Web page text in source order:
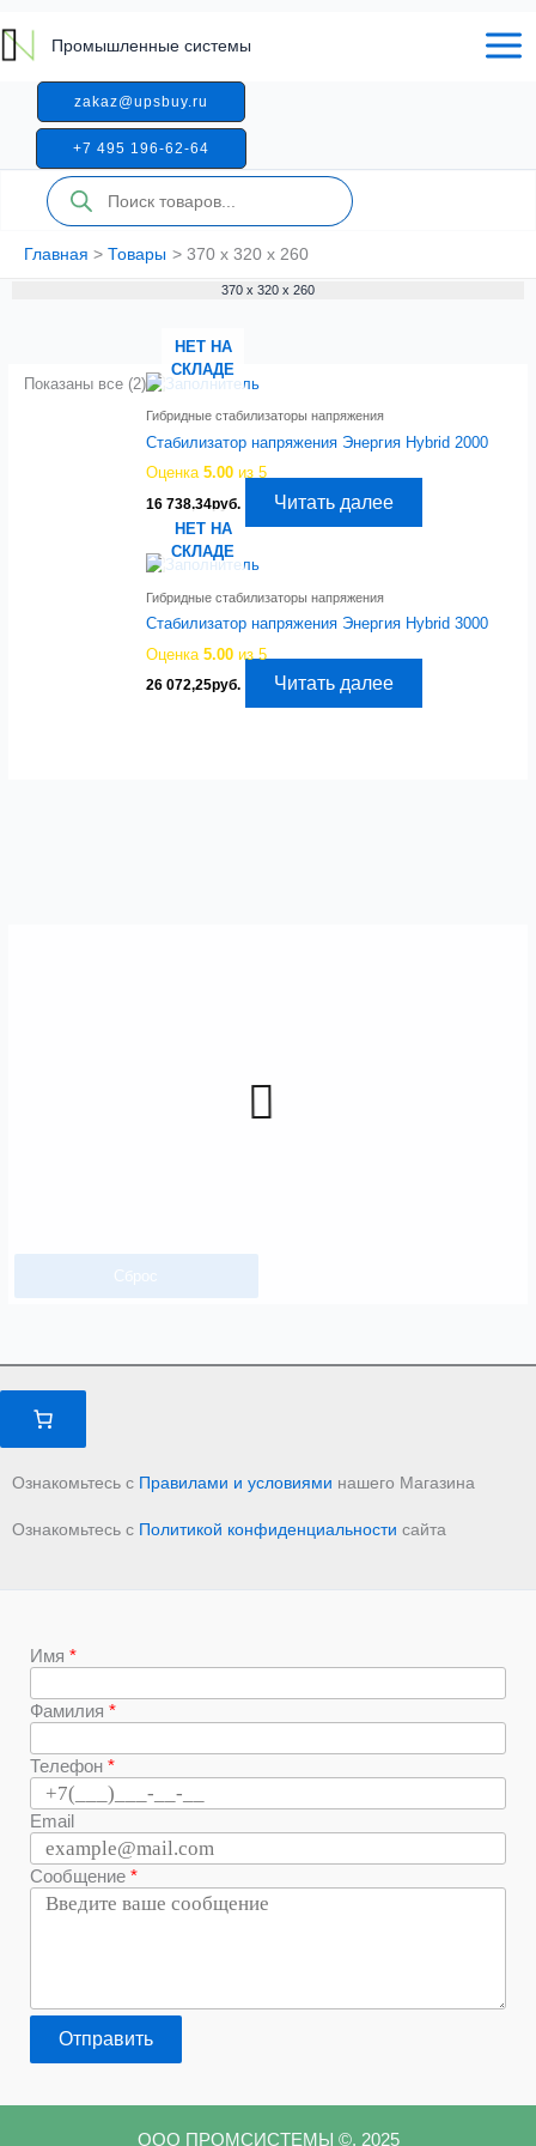
к
содержимому
Промышленные системы
zakaz@upsbuy.ru
+7 495 196-62-64
Поиск
товаров
Главная Товары 370 х 320 х 260
370 х 320 х 260
Сброс
Показаны все (2)
НЕТ НА
СКЛАДЕ
Гибридные стабилизаторы напряжения
Стабилизатор напряжения Энергия Hybrid 2000
Оценка5.00 из 5
16 738,34руб. Читать далее
НЕТ НА
СКЛАДЕ
Гибридные стабилизаторы напряжения
Стабилизатор напряжения Энергия Hybrid 3000
Оценка5.00 из 5
26 072,25руб. Читать далее
Ознакомьтесь с Правилами и условиями нашего Магазина
Ознакомьтесь с Политикой конфиденциальности сайта
Имя
Фамилия
Телефон
Email
Сообщение
Отправить
ООО ПРОМСИСТЕМЫ ©, 2025